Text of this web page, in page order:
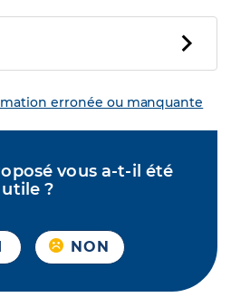
erronée ou manquante
vous a-t-il été
utile ?
NON